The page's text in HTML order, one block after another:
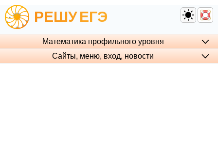
РЕШУЕГЭ
Математика профильного уровня
Сайты, меню, вход, но­во­сти